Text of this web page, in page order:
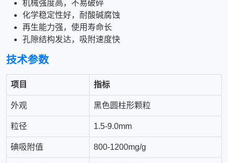
机械强度高，不易破碎
化学稳定性好，耐酸碱腐蚀
再生能力强，使用寿命长
孔隙结构发达，吸附速度快
技术参数
项目 指标
外观 黑色圆柱形颗粒
粒径 1.5-9.0mm
碘吸附值 800-1200mg/g